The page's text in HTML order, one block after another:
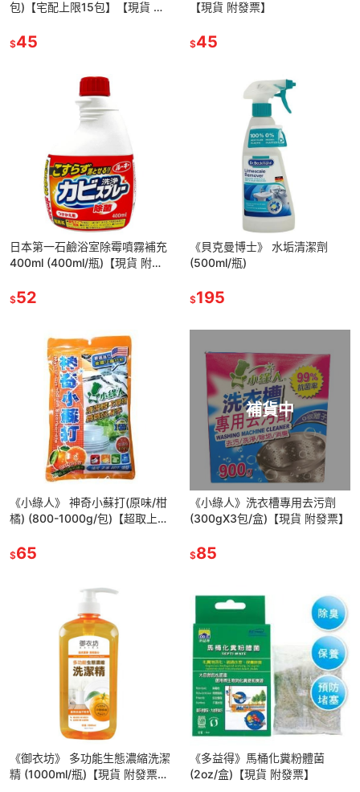
包)【宅配上限15包】【現貨 附
$45
【現貨 附發票】
$45
日本第一石鹼浴室除霉噴霧補充
400ml (400ml/瓶)【現貨 附發
$52
《貝克曼博士》 水垢清潔劑
(500ml/瓶)
$195
《小綠人》 神奇小蘇打(原味/柑
橘) (800-1000g/包)【超取上限
$65
補貨中
《小綠人》洗衣槽專用去污劑
(300gX3包/盒)【現貨 附發票】
$85
《御衣坊》 多功能生態濃縮洗潔
精 (1000ml/瓶)【現貨 附發票】
《多益得》馬桶化糞粉體菌
(2oz/盒)【現貨 附發票】